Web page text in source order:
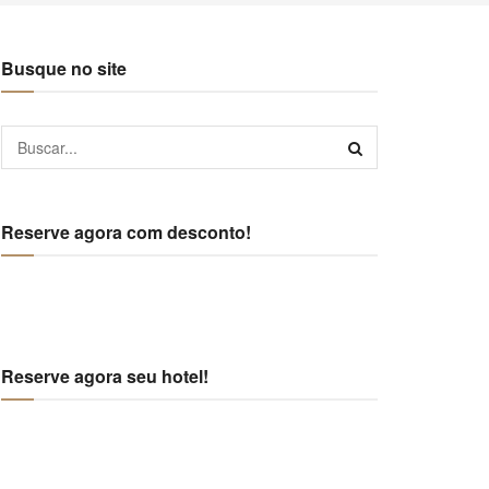
Busque no site
Reserve agora com desconto!
Reserve agora seu hotel!